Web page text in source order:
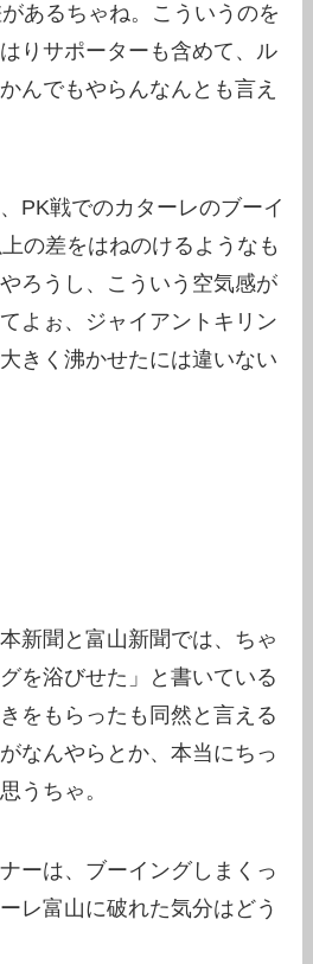
あるちゃね。こういうのを
りサポーターも含めて、ル
んでもやらんなんとも言え
PK戦でのカターレのブーイ
の差をはねのけるようなも
ろうし、こういう空気感が
よぉ、ジャイアントキリン
きく沸かせたには違いない
新聞と富山新聞では、ちゃ
を浴びせた」と書いている
をもらったも同然と言える
なんやらとか、本当にちっ
うちゃ。
ーは、ブーイングしまくっ
レ富山に破れた気分はどう